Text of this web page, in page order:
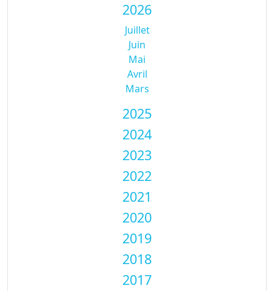
2026
Juillet
Juin
Mai
Avril
Mars
2025
2024
2023
2022
2021
2020
2019
2018
2017